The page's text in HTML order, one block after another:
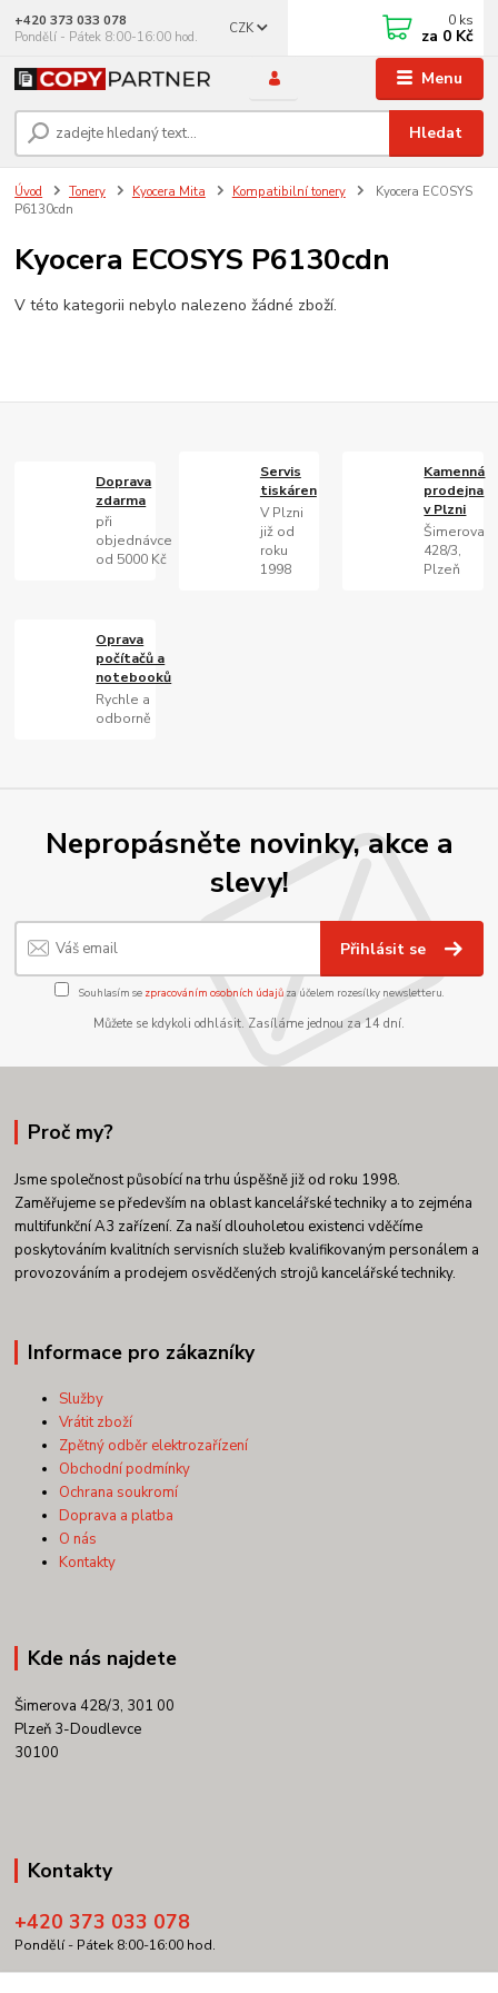
Menu
CZK
Hledat
+420 373 033 078
Pondělí - Pátek 8:00-16:00 hod.
0 ks
za 0 Kč
Úvod Tonery Kyocera Mita Kompatibilní tonery
Kyocera ECOSYS
P6130cdn
Kyocera ECOSYS P6130cdn
V této kategorii nebylo nalezeno žádné zboží.
Doprava
zdarma
při
objednávce
od 5000 Kč
Servis
tiskáren
V Plzni
již od
roku
1998
Kamenná
prodejna
v Plzni
Šimerova
428/3,
Plzeň
Oprava
počítačů a
notebooků
Rychle a
odborně
Nepropásněte novinky, akce a
slevy!
Přihlásit se
Souhlasím se zpracováním osobních údajůza účelem rozesílky newsletteru.
Můžete se kdykoli odhlásit. Zasíláme jednou za 14 dní.
Proč my?
Jsme společnost působící na trhu úspěšně již od roku 1998.
Zaměřujeme se především na oblast kancelářské techniky a to zejména
multifunkční A3 zařízení. Za naší dlouholetou existenci vděčíme
poskytováním kvalitních servisních služeb kvalifikovaným personálem a
provozováním a prodejem osvědčených strojů kancelářské techniky.
Informace pro zákazníky
Služby
Vrátit zboží
Zpětný odběr elektrozařízení
Obchodní podmínky
Ochrana soukromí
Doprava a platba
O nás
Kontakty
Kde nás najdete
Šimerova 428/3, 301 00
Plzeň 3-Doudlevce
30100
Kontakty
+420 373 033 078
Pondělí - Pátek 8:00-16:00 hod.